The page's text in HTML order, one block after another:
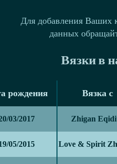
Для добавления Ваших
данных
Вязки в
рождения Вязка с
рождения Вязка с
03/2017 Zhigan
05/2015 Love & Spirit